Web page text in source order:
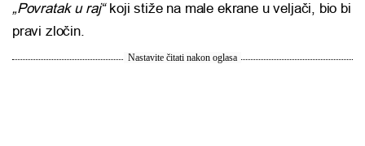
„Povratak u raj“koji stiže na male ekrane u veljači, bio bi
pravi zločin.
Nastavite čitati nakon oglasa